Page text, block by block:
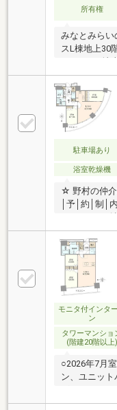
所有権
みなとみらい
スL棟地上30
デンス！■地
望。富士山
ービスや24
理体制■ホテ
ン、ゲストル
とみらい駅徒
IS・ランド
が充実。お
などの公園
駐車場あり
浴室乾燥機
☆ 野村の仲
│予│約│制│
め、担当と
させていた
下さい～お
専用パンフ
物件専用の
モニタ付インタ
ン
タワーマンショ
(階建20階以上)
○2026年7月
ン、ユニッ
なとみらい